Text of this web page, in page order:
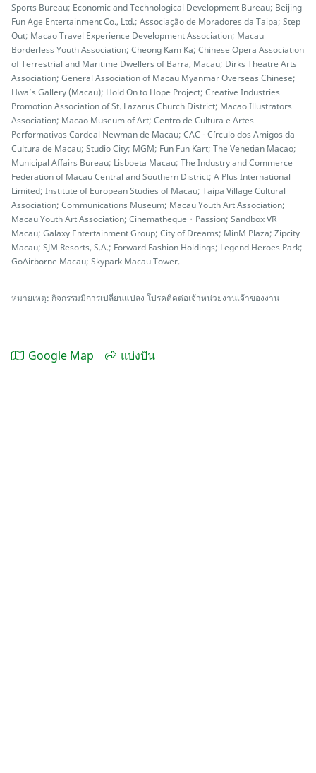
Sports Bureau; Economic and Technological Development Bureau; Beijing
Fun Age Entertainment Co., Ltd.; Associação de Moradores da Taipa; Step
Out; Macao Travel Experience Development Association; Macau
Borderless Youth Association; Cheong Kam Ka; Chinese Opera Association
of Terrestrial and Maritime Dwellers of Barra, Macau; Dirks Theatre Arts
Association; General Association of Macau Myanmar Overseas Chinese;
Hwa’s Gallery (Macau); Hold On to Hope Project; Creative Industries
Promotion Association of St. Lazarus Church District; Macao Illustrators
Association; Macao Museum of Art; Centro de Cultura e Artes
Performativas Cardeal Newman de Macau; CAC - Círculo dos Amigos da
Cultura de Macau; Studio City; MGM; Fun Fun Kart; The Venetian Macao;
Municipal Affairs Bureau; Lisboeta Macau; The Industry and Commerce
Federation of Macau Central and Southern District; A Plus International
Limited; Institute of European Studies of Macau; Taipa Village Cultural
Association; Communications Museum; Macau Youth Art Association;
Macau Youth Art Association; Cinematheque・Passion; Sandbox VR
Macau; Galaxy Entertainment Group; City of Dreams; MinM Plaza; Zipcity
Macau; SJM Resorts, S.A.; Forward Fashion Holdings; Legend Heroes Park;
GoAirborne Macau; Skypark Macau Tower.
หมายเหตุ: กิจกรรมมีการเปลี่ยนแปลง โปรคติดต่อเจ้าหน่วยงานเจ้าของงาน
Google Map แบ่งปัน